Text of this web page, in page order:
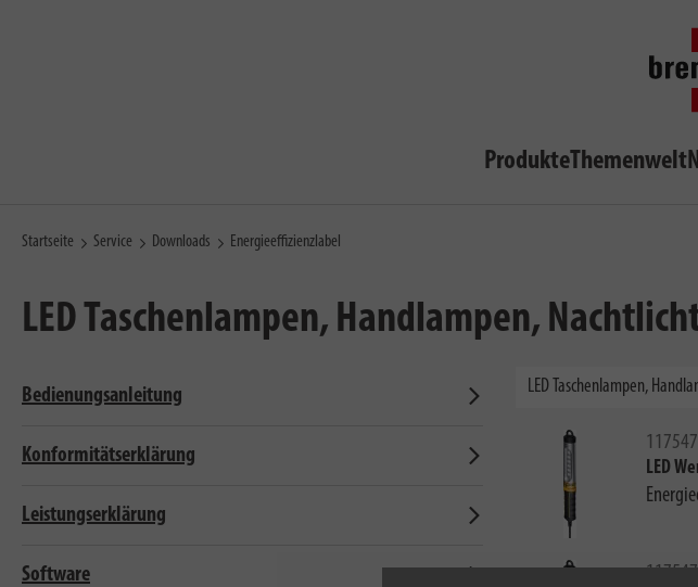
ProdukteThemenwelt
Startseite Service Downloads Energieeffizienzlabel
LED Taschenlampen, Handlampen,
Bedienungsanleitung
Konformitätserklärung
Leistungserklärung
Software
LED